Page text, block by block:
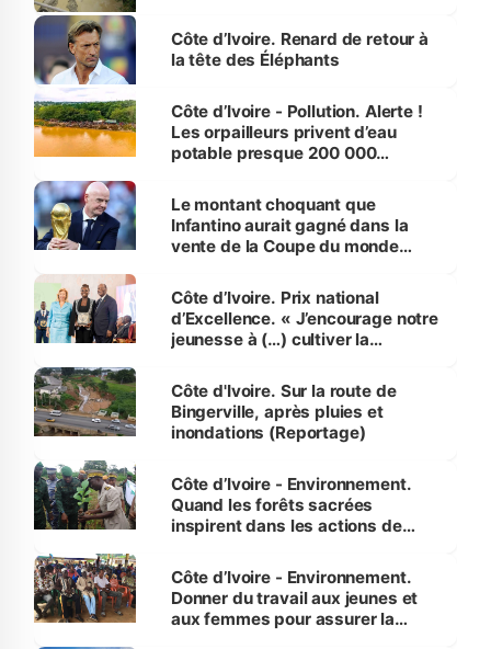
Côte d’Ivoire. Renard de retour à
la tête des Éléphants
Côte d’Ivoire - Pollution. Alerte !
Les orpailleurs privent d’eau
potable presque 200 000
Le montant choquant que
Infantino aurait gagné dans la
vente de la Coupe du monde
Côte d’Ivoire. Prix national
d’Excellence. « J’encourage notre
jeunesse à (…) cultiver la
(Alassane Ouattara
Côte d'Ivoire. Sur la route de
Bingerville, après pluies et
inondations (Reportage)
Côte d’Ivoire - Environnement.
Quand les forêts sacrées
inspirent dans les actions de
Côte d’Ivoire - Environnement.
Donner du travail aux jeunes et
aux femmes pour assurer la